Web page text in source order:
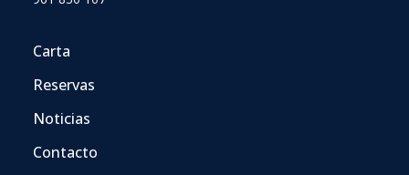
Carta
Reservas
Noticias
Contacto